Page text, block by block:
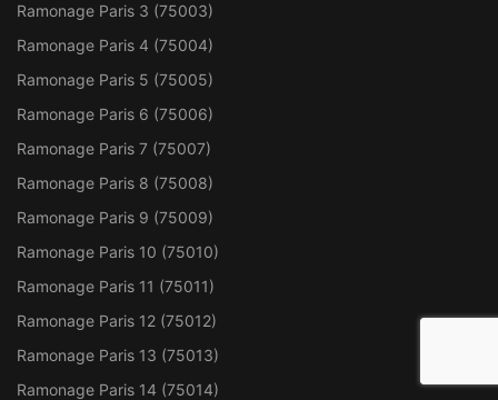
Ramonage Paris 3 (75003)
Ramonage Paris 4 (75004)
Ramonage Paris 5 (75005)
Ramonage Paris 6 (75006)
Ramonage Paris 7 (75007)
Ramonage Paris 8 (75008)
Ramonage Paris 9 (75009)
Ramonage Paris 10 (75010)
Ramonage Paris 11 (75011)
Ramonage Paris 12 (75012)
Ramonage Paris 13 (75013)
Ramonage Paris 14 (75014)